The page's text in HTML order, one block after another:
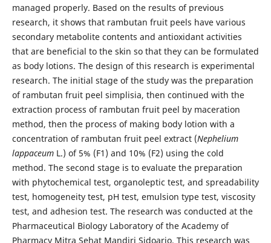
managed properly. Based on the results of previous
research, it shows that rambutan fruit peels have various
secondary metabolite contents and antioxidant activities
that are beneficial to the skin so that they can be formulated
as body lotions. The design of this research is experimental
research. The initial stage of the study was the preparation
of rambutan fruit peel simplisia, then continued with the
extraction process of rambutan fruit peel by maceration
method, then the process of making body lotion with a
concentration of rambutan fruit peel extract (Nephelium
lappaceumL.) of 5% (F1) and 10% (F2) using the cold
method. The second stage is to evaluate the preparation
with phytochemical test, organoleptic test, and spreadability
test, homogeneity test, pH test, emulsion type test, viscosity
test, and adhesion test. The research was conducted at the
Pharmaceutical Biology Laboratory of the Academy of
Pharmacy Mitra Sehat Mandiri Sidoarjo. This research was